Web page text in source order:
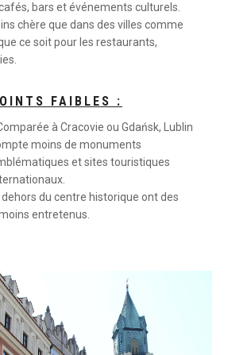
bars et événements culturels.
chère que dans des villes comme
ce soit pour les restaurants,
FAIBLES :
à Cracovie ou Gdańsk, Lublin
moins de monuments
et sites touristiques
du centre historique ont des
entretenus.